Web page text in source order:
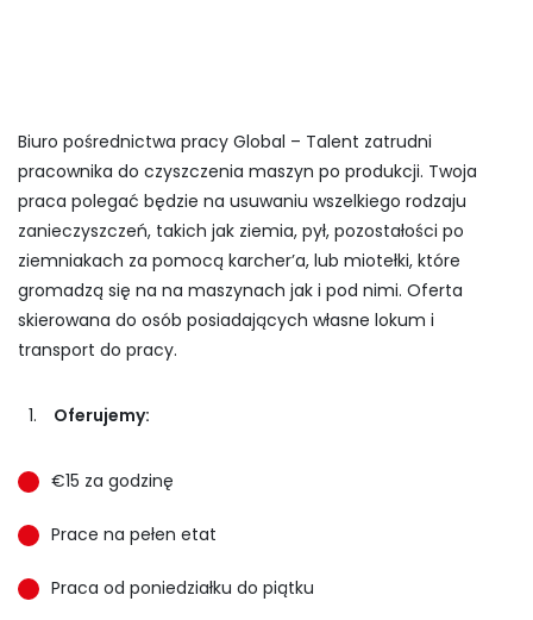
Biuro pośrednictwa pracy Global – Talent zatrudni
pracownika do czyszczenia maszyn po produkcji. Twoja
praca polegać będzie na usuwaniu wszelkiego rodzaju
zanieczyszczeń, takich jak ziemia, pył, pozostałości po
ziemniakach za pomocą karcher’a, lub miotełki, które
gromadzą się na na maszynach jak i pod nimi. Oferta
skierowana do osób posiadających własne lokum i
transport do pracy.
Oferujemy:
€15 za godzinę
Prace na pełen etat
Praca od poniedziałku do piątku